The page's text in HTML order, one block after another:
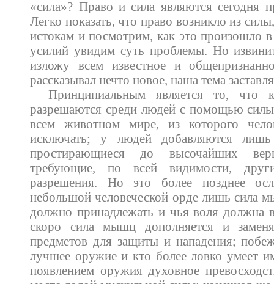
«сила»? Право и сила являются сегодня
Легко показать, что право возникло из
истокам и посмотрим, как это произошло
усилий увидим суть проблемы. Но
изложу всем известное и
рассказывал нечто новое, наша тема
Принципиальным является то, что
разрешаются среди людей с помощью
всем животном мире, из которого
исключать; у людей добавляются
простирающиеся до высочайших
требующие, по всей видимости,
разрешения. Но это более позднее
небольшой человеческой орде лишь сила
должно принадлежать и чья воля должна
скоро сила мышц дополняется и
предметов для защиты и нападения;
лучшее оружие и кто более ловко умеет
появлением оружия духовное